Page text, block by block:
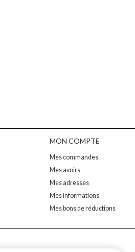
MON COMPTE
Mes commandes
Mes avoirs
Mes adresses
Mes informations
Mes bons de réductions